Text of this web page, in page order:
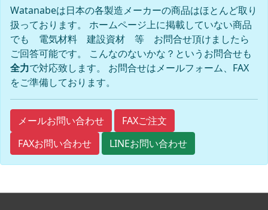
Watanabeは日本の各製造メーカーの商品はほとんど取り
扱っております。 ホームページ上に掲載していない商品
でも 電気材料 建設資材 等 お問合せ頂けましたら
ご回答可能です。 こんなのないかな？というお問合せも
全力で対応致します。 お問合せはメールフォーム、FAX
をご準備しております。
メールお問い合わせ
FAXご注文
FAXお問い合わせ
LINEお問い合わせ